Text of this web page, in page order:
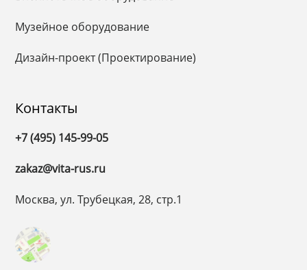
Музейное оборудование
Дизайн-проект (Проектирование)
Контакты
+7 (495) 145-99-05
zakaz@vita-rus.ru
Москва, ул. Трубецкая, 28, стр.1